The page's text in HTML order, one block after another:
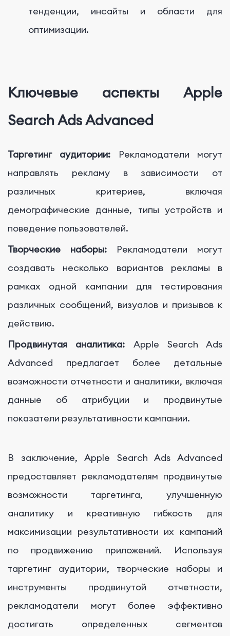
тенденции, инсайты и области для
оптимизации.
Ключевые аспекты Apple
Search Ads Advanced
Таргетинг аудитории:
Рекламодатели могут
направлять рекламу в зависимости от
различных критериев, включая
демографические данные, типы устройств и
поведение пользователей.
Творческие наборы: Рекламодатели могут
создавать несколько вариантов рекламы в
рамках одной кампании для тестирования
различных сообщений, визуалов и призывов к
действию.
Продвинутая аналитика: Apple Search Ads
Advanced предлагает более детальные
возможности отчетности и аналитики, включая
данные об атрибуции и продвинутые
показатели результативности кампании.
В заключение, Apple Search Ads Advanced
предоставляет рекламодателям продвинутые
возможности таргетинга, улучшенную
аналитику и креативную гибкость для
максимизации результативности их кампаний
по продвижению приложений. Используя
таргетинг аудитории, творческие наборы и
инструменты продвинутой отчетности,
рекламодатели могут более эффективно
достигать определенных сегментов